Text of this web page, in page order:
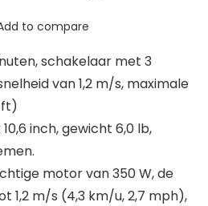
to compare
schakelaar met 3
van 1,2 m/s, maximale
ft)
inch, gewicht 6,0 lb,
motor van 350 W, de
1,2 m/s (4,3 km/u, 2,7 mph),